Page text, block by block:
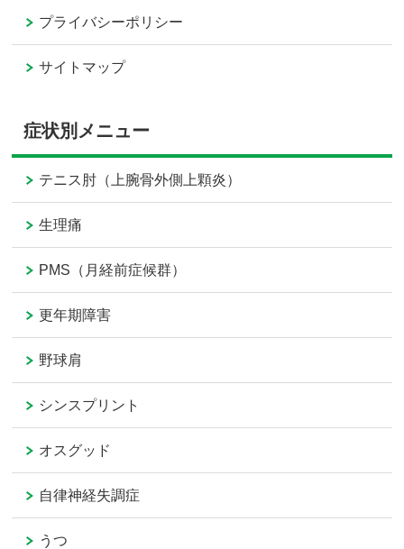
プライバシーポリシー
サイトマップ
症状別メニュー
テニス肘（上腕骨外側上顆炎）
生理痛
PMS（月経前症候群）
更年期障害
野球肩
シンスプリント
オスグッド
自律神経失調症
うつ